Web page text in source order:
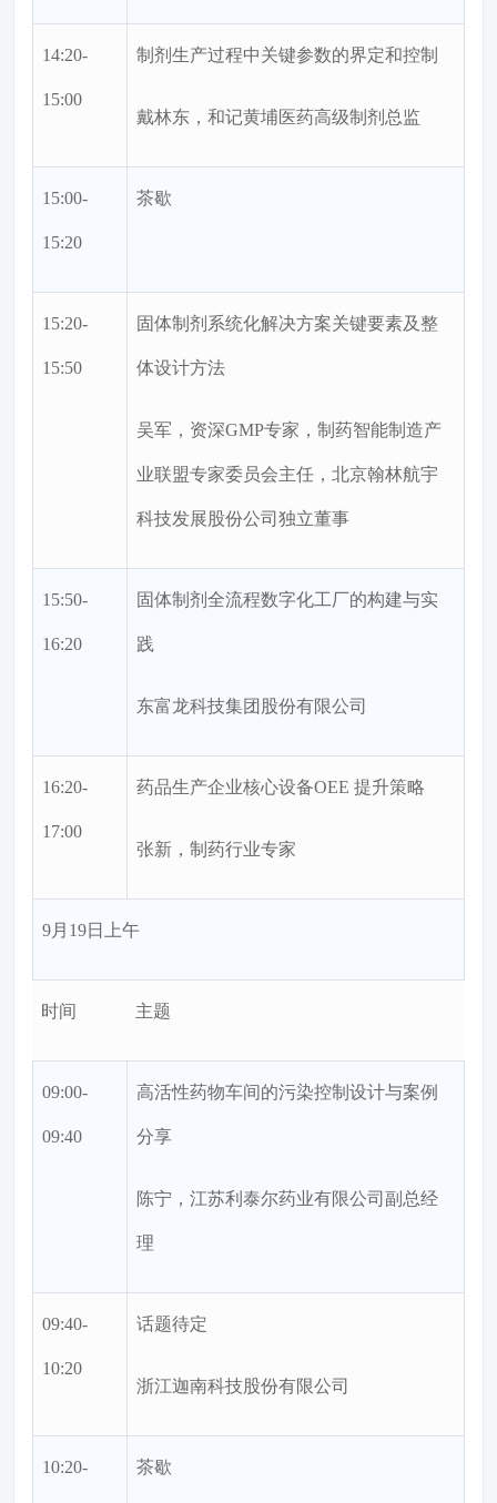
14:20-
15:00
制剂生产过程中关键参数的界定和控制
戴林东，和记黄埔医药高级制剂总监
15:00-
15:20
茶歇
15:20-
15:50
固体制剂系统化解决方案关键要素及整
体设计方法
吴军，资深GMP专家，制药智能制造产
业联盟专家委员会主任，北京翰林航宇
科技发展股份公司独立董事
15:50-
16:20
固体制剂全流程数字化工厂的构建与实
践
东富龙科技集团股份有限公司
16:20-
17:00
药品生产企业核心设备OEE 提升策略
张新，制药行业专家
9月19日上午
时间 主题
09:00-
09:40
高活性药物车间的污染控制设计与案例
分享
陈宁，江苏利泰尔药业有限公司副总经
理
09:40-
10:20
话题待定
浙江迦南科技股份有限公司
10:20- 茶歇